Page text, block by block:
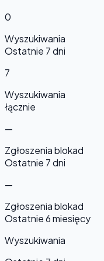
0
Wyszukiwania
Ostatnie 7 dni
7
Wyszukiwania
łącznie
—
Zgłoszenia blokad
Ostatnie 7 dni
—
Zgłoszenia blokad
Ostatnie 6 miesięcy
Wyszukiwania